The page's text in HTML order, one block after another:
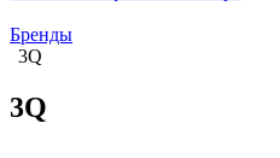
Бренды
3Q
3Q